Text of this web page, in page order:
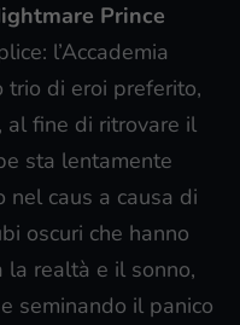
Prince
l’Accademia
trio di eroi preferito,
al fine di ritrovare il
sta lentamente
caus a causa di
oscuri che hanno
realtà e il sonno,
seminando il panico